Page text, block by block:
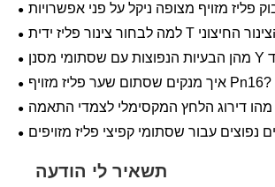
פליז מזויף מצופה ניקל על פני אפשרויות
למה לבחור צינור פליז ידית T עבור חיבור הצינור החיצוני
מהן הבעיות הנפוצות עם שסתומי מסנן Y מסנן פליז וכיצד
איך מנקים שסתום שער פליז מזויף Pn16?
נפוצים עבור שסתומי קפיצי פליז מזויפים
תשאיר לי הודעה